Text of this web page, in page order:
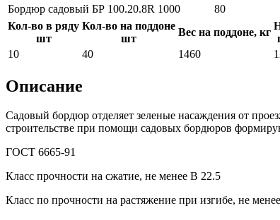
Бордюр садовый БР 100.20.8R 1000 80
Кол-во в ряду
шт
Кол-во на поддоне
шт
Вес на поддоне, кг
10
40 1460
Описание
Садовый бордюр отделяет зеленые насаждения от
строительстве при помощи садовых бордюров
ГОСТ 6665-91
Класс прочности на сжатие, не менее В 22.5
Класс по прочности на растяжение при изгибе, не